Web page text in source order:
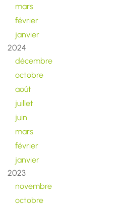
mars
février
janvier
2024
décembre
octobre
août
juillet
juin
mars
février
janvier
2023
novembre
octobre